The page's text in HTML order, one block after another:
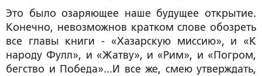
Это было озаряющее наше будущее открытие.
Конечно, невозможнов кратком слове обозреть
все главы книги - «Хазарскую миссию», и «К
народу Фулл», и «Жатву», и «Рим», и «Погром,
бегство и Победа»...И все же, смею утверждать,